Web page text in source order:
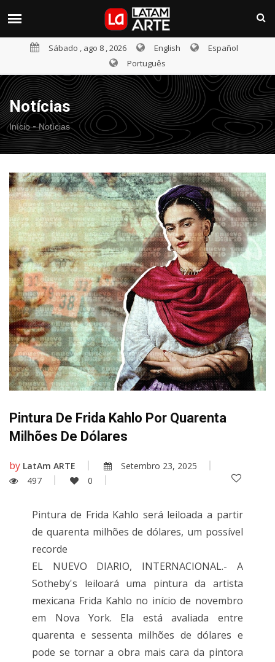
Sábado , ago 8 , 2026 English
Español
Português
Notícias
Início- Notícias
Pintura De Frida Kahlo Por Quarenta
Milhões De Dólares
by LatAm ARTE
Setembro 23, 2025
497
0
Pintura de Frida Kahlo será leiloada a partir
de quarenta milhões de dólares, um possível
recorde
EL NUEVO DIARIO, INTERNACIONAL.- A
Sotheby's leiloará uma pintura da artista
mexicana Frida Kahlo no início de novembro
em Nova York. Ela está avaliada entre
quarenta e sessenta milhões de dólares e
pode se tornar a obra mais cara da pintora